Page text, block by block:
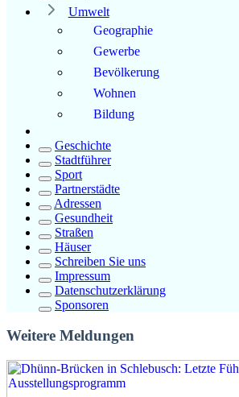
Umwelt
Geographie
Gewerbe
Bevölkerung
Wohnen
Bildung
Geschichte
Stadtführer
Sport
Partnerstädte
Adressen
Gesundheit
Straßen
Häuser
Schreiben Sie uns
Impressum
Datenschutzerklärung
Sponsoren
Weitere Meldungen